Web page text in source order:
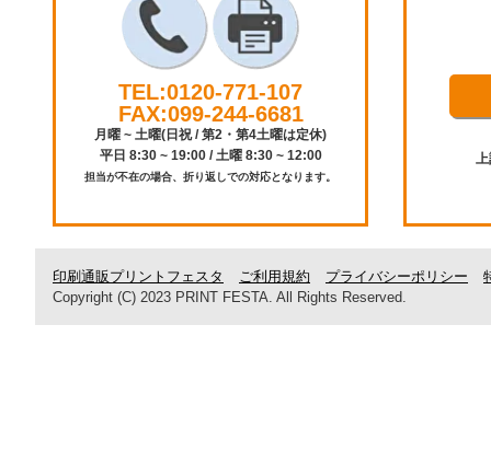
TEL:0120-771-107
FAX:099-244-6681
月曜 ~ 土曜(日祝 / 第2・第4土曜は定休)
平日 8:30 ~ 19:00 / 土曜 8:30 ~ 12:00
担当が不在の場合、折り返しでの対応となります。
印刷通販プリントフェスタ ご利用規約 プライバシーポリシー
Copyright (C) 2023 PRINT FESTA. All Rights Reserved.